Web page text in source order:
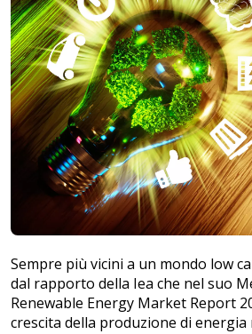
Sempre più vicini a un mondo low
dal rapporto della Iea che nel suo
Renewable Energy Market Report
crescita della produzione di energia